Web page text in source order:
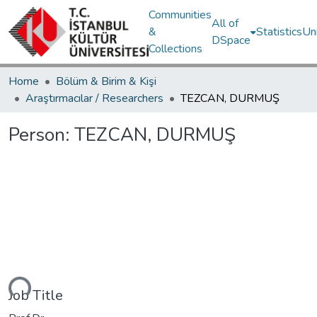
Communities
&
Collections
All of
DSpace
Statistics
Home
Bölüm & Birim & Kişi
Araştırmacılar / Researchers
TEZCAN, DURMUŞ
Person: TEZCAN, DURMUŞ
Job Title